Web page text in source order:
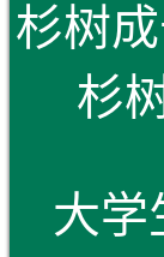
杉树
杉
大学